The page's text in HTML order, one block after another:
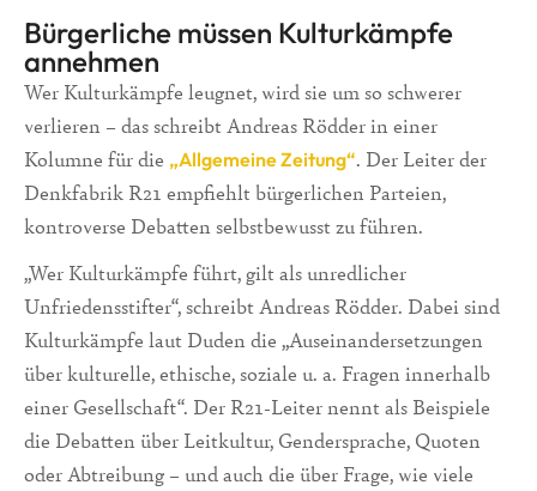
Bürgerliche müssen Kulturkämpfe
annehmen
Wer Kulturkämpfe leugnet, wird sie um so schwerer
verlieren – das schreibt Andreas Rödder in einer
Kolumne für die „Allgemeine Zeitung“. Der Leiter der
Denkfabrik R21 empfiehlt bürgerlichen Parteien,
kontroverse Debatten selbstbewusst zu führen.
„Wer Kulturkämpfe führt, gilt als unredlicher
Unfriedensstifter“, schreibt Andreas Rödder. Dabei sind
Kulturkämpfe laut Duden die „Auseinandersetzungen
über kulturelle, ethische, soziale u. a. Fragen innerhalb
einer Gesellschaft“. Der R21-Leiter nennt als Beispiele
die Debatten über Leitkultur, Gendersprache, Quoten
oder Abtreibung – und auch die über Frage, wie viele